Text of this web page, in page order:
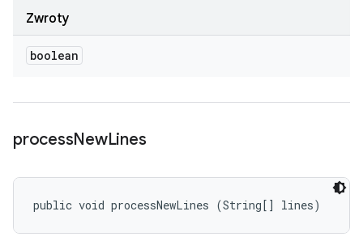
Zwroty
boolean
processNewLines
public void processNewLines (String[] lines)